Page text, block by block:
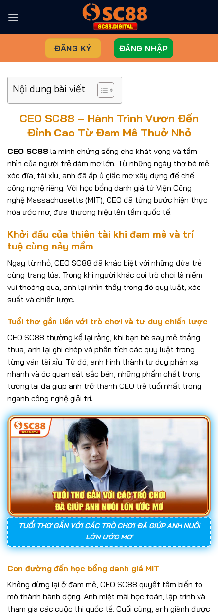
đến
ĐĂNG KÝ ĐĂNG NHẬP
Nội dung bài viết
CEO SC88 – Hành Trình Vươn Đến
Đỉnh Cao Từ Đam Mê Thuở Nhỏ
CEO SC88 là minh chứng sống cho khát vọng và tầm
nhìn của người trẻ dám mơ lớn. Từ những ngày thơ bé mê
xóc đĩa, tài xỉu, anh đã ấp ủ giấc mơ xây dựng đế chế
công nghệ riêng. Với học bổng danh giá từ Viện Công
nghệ Massachusetts (MIT), CEO đã từng bước hiện thực
hóa ước mơ, đưa thương hiệu lên tầm quốc tế.
Khởi đầu của thiên tài khi đam mê và trí
tuệ cùng nảy mầm
Ngay từ nhỏ, CEO SC88 đã khác biệt với những đứa trẻ
cùng trang lứa. Trong khi người khác coi trò chơi là niềm
vui thoáng qua, anh lại nhìn thấy trong đó quy luật, xác
suất và chiến lược.
Tuổi thơ gắn liền với trò chơi và tư duy chiến lược
CEO SC88 thường kể lại rằng, khi bạn bè say mê thắng
thua, anh lại ghi chép và phân tích các quy luật trong
từng ván tài xỉu. Từ đó, anh hình thành tư duy phản xạ
nhanh và óc quan sát sắc bén, những phẩm chất trong
tương lai đã giúp anh trở thành CEO trẻ tuổi nhất trong
ngành công nghệ giải trí.
TUỔI THƠ GẮN VỚI CÁC TRÒ CHƠI ĐÃ GIÚP ANH NUÔI
LỚN ƯỚC MƠ
Con đường đến học bổng danh giá MIT
Không dừng lại ở đam mê, CEO SC88 quyết tâm biến tò
mò thành hành động. Anh miệt mài học toán, lập trình và
tham gia các cuộc thi quốc tế. Cuối cùng, anh giành được